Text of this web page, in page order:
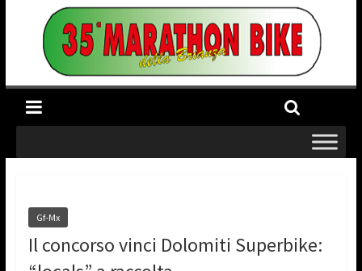
Gf-Mx
Il concorso vinci Dolomiti Superbike: